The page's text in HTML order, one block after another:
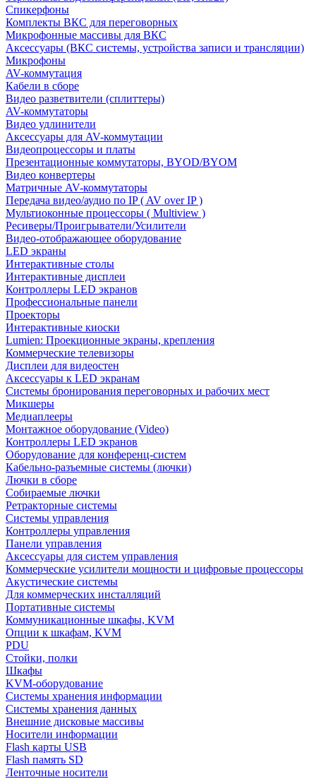
Спикерфоны
Комплекты ВКС для переговорных
Микрофонные массивы для ВКС
Аксессуары (ВКС системы, устройства записи и трансляции)
Микрофоны
AV-коммутация
Кабели в сборе
Видео разветвители (сплиттеры)
AV-коммутаторы
Видео удлинители
Аксессуары для AV-коммутации
Видеопроцессоры и платы
Презентационные коммутаторы, BYOD/BYOM
Видео конвертеры
Матричные AV-коммутаторы
Передача видео/аудио по IP ( AV over IP )
Мультиоконные процессоры ( Multiview )
Ресиверы/Проигрыватели/Усилители
Видео-отображающее оборудование
LED экраны
Интерактивные столы
Интерактивные дисплеи
Контроллеры LED экранов
Профессиональные панели
Проекторы
Интерактивные киоски
Lumien: Проекционные экраны, крепления
Коммерческие телевизоры
Дисплеи для видеостен
Аксессуары к LED экранам
Системы бронирования переговорных и рабочих мест
Микшеры
Медиаплееры
Монтажное оборудование (Video)
Контроллеры LED экранов
Оборудование для конференц-систем
Кабельно-разъемные системы (лючки)
Лючки в сборе
Собираемые лючки
Ретракторные системы
Системы управления
Контроллеры управления
Панели управления
Аксессуары для систем управления
Коммерческие усилители мощности и цифровые процессоры
Акустические системы
Для коммерческих инсталляций
Портативные системы
Коммуникационные шкафы, KVM
Опции к шкафам, KVM
PDU
Стойки, полки
Шкафы
KVM-оборудование
Системы хранения информации
Системы хранения данных
Внешние дисковые массивы
Носители информации
Flash карты USB
Flash память SD
Ленточные носители